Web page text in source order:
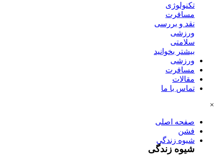
تکنولوژی
مسافرت
نقد و بررسی
ورزشی
سلامتی
بیشتر بخوانید
ورزشی
مسافرت
مقالات
تماس با ما
×
صفحه اصلی
فشن
شیوه زندگی
شیوه زندگی